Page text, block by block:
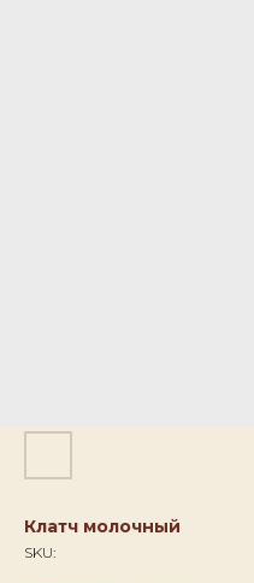
Клатч молочный
SKU: